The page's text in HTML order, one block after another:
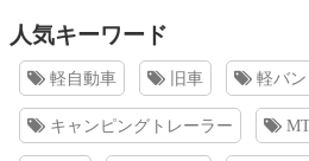
人気キーワード
軽自動車 旧車 軽バン
キャンピングトレーラー